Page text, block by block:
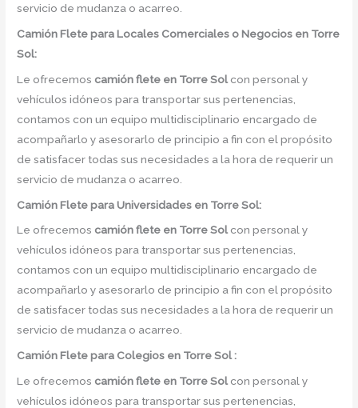
servicio de mudanza o acarreo.
CamiónFlete para Locales Comerciales o Negocios en Torre
Sol:
Le ofrecemos camión flete en Torre Sol con personal y
vehículos idóneos para transportar sus pertenencias,
contamos con un equipo multidisciplinario encargado de
acompañarlo y asesorarlo de principio a fin con el propósito
de satisfacer todas sus necesidades a la hora de requerir un
servicio de mudanza o acarreo.
CamiónFlete para Universidades en Torre Sol:
Le ofrecemos camión flete en Torre Solcon personal y
vehículos idóneos para transportar sus pertenencias,
contamos con un equipo multidisciplinario encargado de
acompañarlo y asesorarlo de principio a fin con el propósito
de satisfacer todas sus necesidades a la hora de requerir un
servicio de mudanza o acarreo.
CamiónFlete para Colegios en Torre Sol :
Le ofrecemos camión flete en Torre Sol con personal y
vehículos idóneos para transportar sus pertenencias,